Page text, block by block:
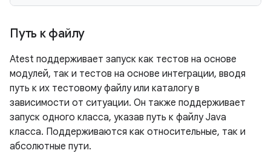
Путь к файлу
Atest поддерживает запуск как тестов на основе
модулей, так и тестов на основе интеграции, вводя
путь к их тестовому файлу или каталогу в
зависимости от ситуации. Он также поддерживает
запуск одного класса, указав путь к файлу Java
класса. Поддерживаются как относительные, так и
абсолютные пути.